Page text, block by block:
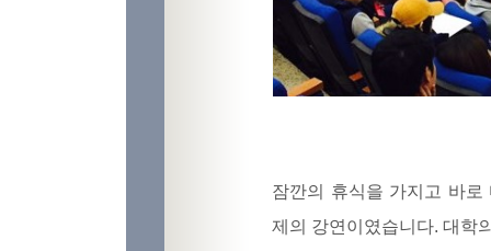
잠깐의 휴식을 가지고 바로
제의 강연이였습니다. 대학